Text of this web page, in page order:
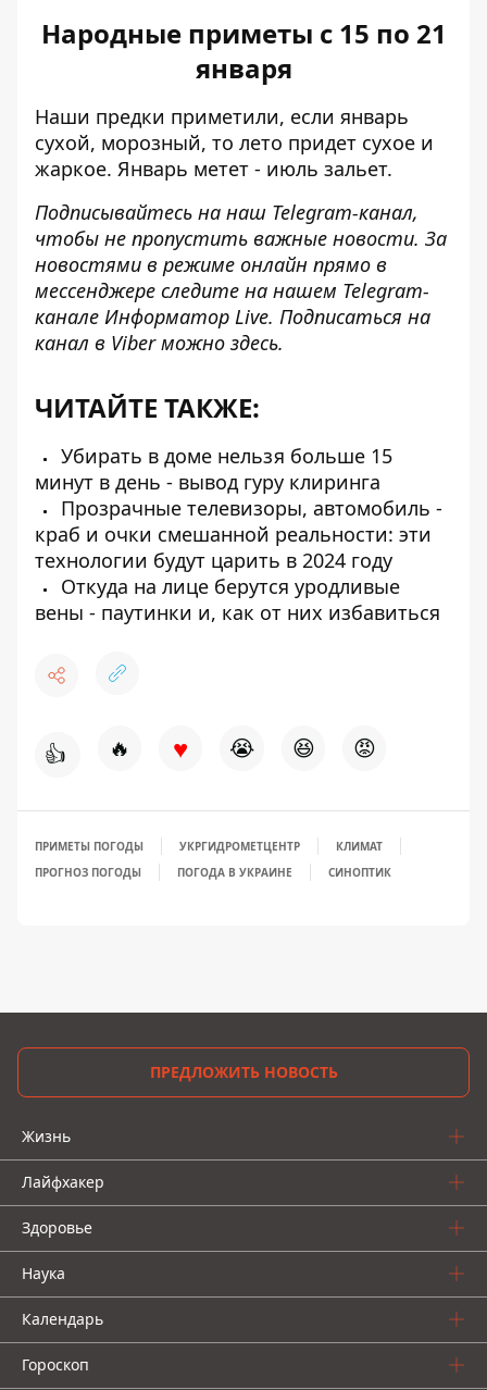
Народные приметы с 15 по 21
января
Наши предки приметили, если январь
сухой, морозный, то лето придет сухое и
жаркое. Январь метет - июль зальет.
Подписывайтесь на наш Telegram-канал,
чтобы не пропустить важные новости. За
новостями в режиме онлайн прямо в
мессенджере следите на нашем Telegram-
канале Информатор Live. Подписаться на
канал в Viber можно здесь.
ЧИТАЙТЕ ТАКЖЕ:
Убирать в доме нельзя больше 15
минут в день - вывод гуру клиринга
Прозрачные телевизоры, автомобиль -
краб и очки смешанной реальности: эти
технологии будут царить в 2024 году
Откуда на лице берутся уродливые
вены - паутинки и, как от них избавиться
👍 🔥 ♥ 😭 😆 😡
ПРИМЕТЫ ПОГОДЫ УКРГИДРОМЕТЦЕНТР
КЛИМАТ
ПРОГНОЗ ПОГОДЫ
ПОГОДА В УКРАИНЕ СИНОПТИК
ПРЕДЛОЖИТЬ НОВОСТЬ
Жизнь
Лайфхакер
Здоровье
Наука
Календарь
Гороскоп